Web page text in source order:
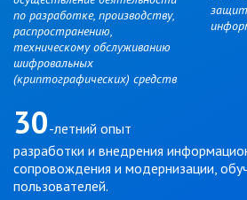
по разработке, производству,
распространению,
техническому обслуживанию
шифровальных
(криптографических) средств
30-летний опыт
разработки и внедрения
сопровождения и модернизации,
пользователей.